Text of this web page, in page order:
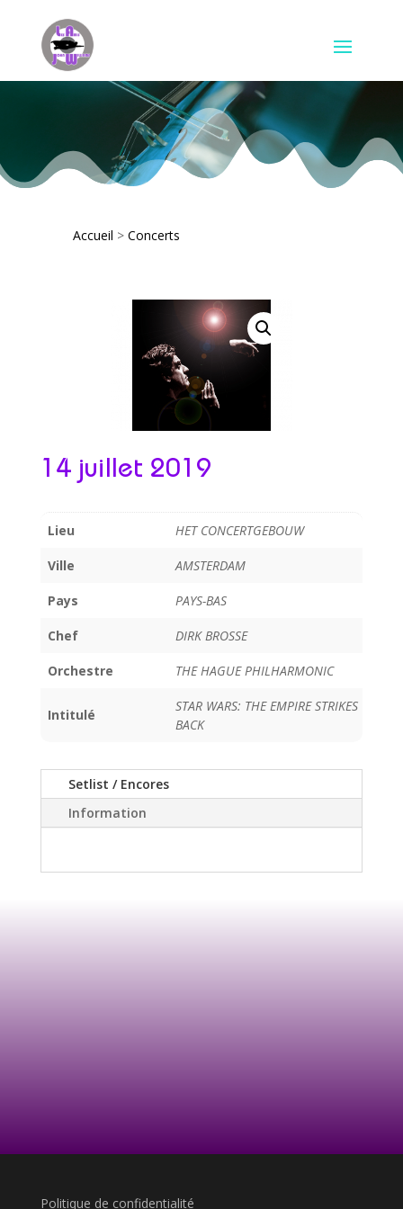
Accueil > Concerts
14 juillet 2019
Lieu HET CONCERTGEBOUW
Ville AMSTERDAM
Pays PAYS-BAS
Chef DIRK BROSSE
Orchestre THE HAGUE PHILHARMONIC
Intitulé
STAR WARS: THE EMPIRE STRIKES
BACK
Setlist / Encores
Information
Politique de confidentialité